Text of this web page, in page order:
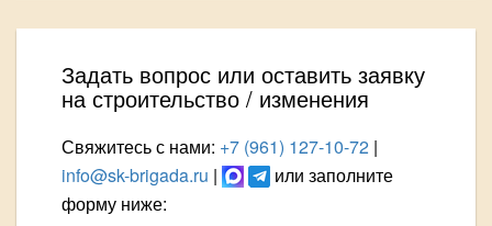
Задать вопрос или оставить заявку
на строительство / изменения
Свяжитесь с нами: +7 (961) 127-10-72 |
info@sk-brigada.ru |
или заполните
форму ниже: